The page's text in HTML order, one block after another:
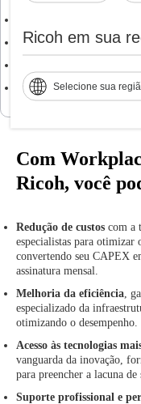
Ricoh em sua
Selecione sua
Resolução remota de
Desenvolvimentode
Com
Ricoh, você
Redução de custos com a
especialistas para otimizar
convertendo seu CAPEX
assinatura mensal.
Melhoria da eficiência,
especializado da
otimizando o desempenho.
Acesso às tecnologias
vanguarda da inovação,
para preencher a lacuna
Suporte profissional e